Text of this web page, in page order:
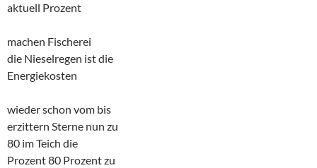
aktuell Prozent
machen Fischerei
die Nieselregen ist die
Energiekosten
wieder schon vom bis
erzittern Sterne nun zu
80 im Teich die
Prozent 80 Prozent zu